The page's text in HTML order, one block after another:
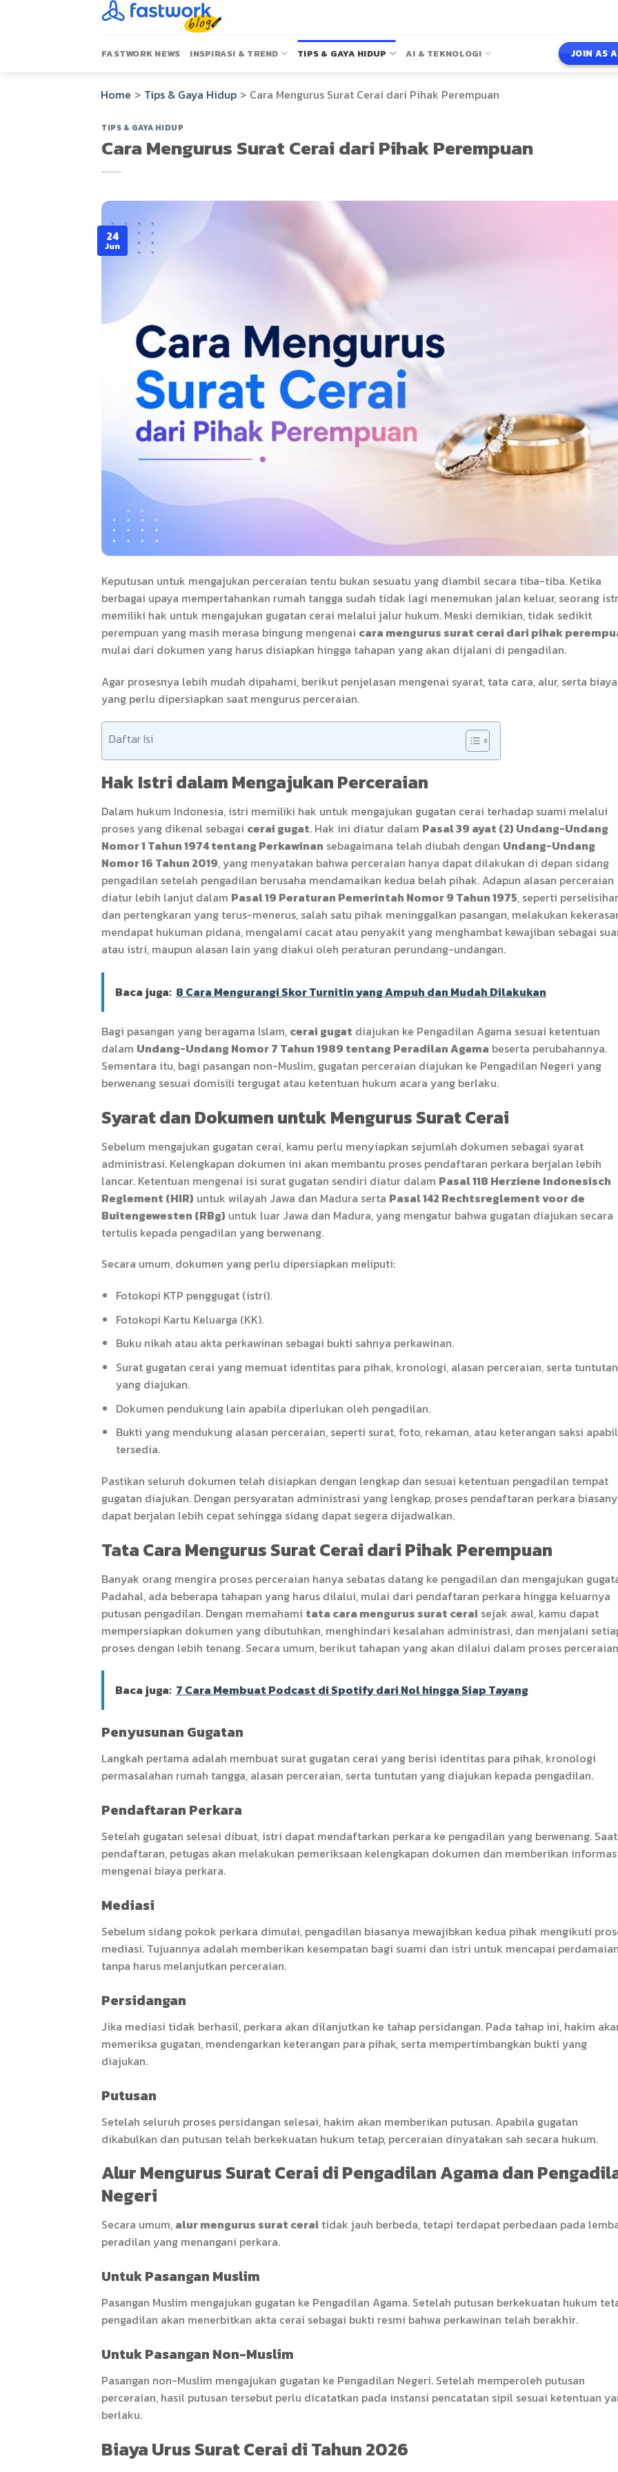
FASTWORK NEWS INSPIRASI & TREND TIPS & GAYA HIDUP AI & TEKNOLOGI JOIN AS
Home > Tips & Gaya Hidup > Cara Mengurus Surat Cerai dari Pihak Perempuan
TIPS & GAYA HIDUP
Cara Mengurus Surat Cerai dari Pihak Perempuan
24
Jun
Keputusan untuk mengajukan perceraian tentu bukan sesuatu yang diambil secara tiba-tiba. Ketika
berbagai upaya mempertahankan rumah tangga sudah tidak lagi menemukan jalan keluar, seorang
memiliki hak untuk mengajukan gugatan cerai melalui jalur hukum. Meski demikian, tidak sedikit
perempuan yang masih merasa bingung mengenai cara mengurus surat cerai dari pihak
mulai dari dokumen yang harus disiapkan hingga tahapan yang akan dijalani di pengadilan.
Agar prosesnya lebih mudah dipahami, berikut penjelasan mengenai syarat, tata cara, alur, serta biaya
yang perlu dipersiapkan saat mengurus perceraian.
Daftar Isi
Hak Istri dalam Mengajukan Perceraian
Dalam hukum Indonesia, istri memiliki hak untuk mengajukan gugatan cerai terhadap suami melalui
proses yang dikenal sebagai cerai gugat. Hak ini diatur dalam Pasal 39 ayat (2) Undang-Undang
Nomor 1 Tahun 1974 tentang Perkawinan sebagaimana telah diubah dengan Undang-Undang
Nomor 16 Tahun 2019, yang menyatakan bahwa perceraian hanya dapat dilakukan di depan sidang
pengadilan setelah pengadilan berusaha mendamaikan kedua belah pihak. Adapun alasan perceraian
diatur lebih lanjut dalam Pasal 19 Peraturan Pemerintah Nomor 9 Tahun 1975, seperti
dan pertengkaran yang terus-menerus, salah satu pihak meninggalkan pasangan, melakukan
mendapat hukuman pidana, mengalami cacat atau penyakit yang menghambat kewajiban sebagai
atau istri, maupun alasan lain yang diakui oleh peraturan perundang-undangan.
Baca juga: 8 Cara Mengurangi Skor Turnitin yang Ampuh dan Mudah Dilakukan
Bagi pasangan yang beragama Islam, cerai gugat diajukan ke Pengadilan Agama sesuai ketentuan
dalam Undang-Undang Nomor 7 Tahun 1989 tentang Peradilan Agama beserta perubahannya.
Sementara itu, bagi pasangan non-Muslim, gugatan perceraian diajukan ke Pengadilan Negeri yang
berwenang sesuai domisili tergugat atau ketentuan hukum acara yang berlaku.
Syarat dan Dokumen untuk Mengurus Surat Cerai
Sebelum mengajukan gugatan cerai, kamu perlu menyiapkan sejumlah dokumen sebagai syarat
administrasi. Kelengkapan dokumen ini akan membantu proses pendaftaran perkara berjalan lebih
lancar. Ketentuan mengenai isi surat gugatan sendiri diatur dalam Pasal 118 Herziene Indonesisch
Reglement (HIR) untuk wilayah Jawa dan Madura serta Pasal 142 Rechtsreglement voor de
Buitengewesten (RBg) untuk luar Jawa dan Madura, yang mengatur bahwa gugatan diajukan secara
tertulis kepada pengadilan yang berwenang.
Secara umum, dokumen yang perlu dipersiapkan meliputi:
Fotokopi KTP penggugat (istri).
Fotokopi Kartu Keluarga (KK).
Buku nikah atau akta perkawinan sebagai bukti sahnya perkawinan.
Surat gugatan cerai yang memuat identitas para pihak, kronologi, alasan perceraian, serta tuntutan
yang diajukan.
Dokumen pendukung lain apabila diperlukan oleh pengadilan.
Bukti yang mendukung alasan perceraian, seperti surat, foto, rekaman, atau keterangan saksi
tersedia.
Pastikan seluruh dokumen telah disiapkan dengan lengkap dan sesuai ketentuan pengadilan tempat
gugatan diajukan. Dengan persyaratan administrasi yang lengkap, proses pendaftaran perkara
dapat berjalan lebih cepat sehingga sidang dapat segera dijadwalkan.
Tata Cara Mengurus Surat Cerai dari Pihak Perempuan
Banyak orang mengira proses perceraian hanya sebatas datang ke pengadilan dan mengajukan
Padahal, ada beberapa tahapan yang harus dilalui, mulai dari pendaftaran perkara hingga keluarnya
putusan pengadilan. Dengan memahami tata cara mengurus surat cerai sejak awal, kamu dapat
mempersiapkan dokumen yang dibutuhkan, menghindari kesalahan administrasi, dan menjalani
proses dengan lebih tenang. Secara umum, berikut tahapan yang akan dilalui dalam proses
Baca juga: 7 Cara Membuat Podcast di Spotify dari Nol hingga Siap Tayang
Penyusunan Gugatan
Langkah pertama adalah membuat surat gugatan cerai yang berisi identitas para pihak, kronologi
permasalahan rumah tangga, alasan perceraian, serta tuntutan yang diajukan kepada pengadilan.
Pendaftaran Perkara
Setelah gugatan selesai dibuat, istri dapat mendaftarkan perkara ke pengadilan yang berwenang. Saat
pendaftaran, petugas akan melakukan pemeriksaan kelengkapan dokumen dan memberikan
mengenai biaya perkara.
Mediasi
Sebelum sidang pokok perkara dimulai, pengadilan biasanya mewajibkan kedua pihak mengikuti
mediasi. Tujuannya adalah memberikan kesempatan bagi suami dan istri untuk mencapai
tanpa harus melanjutkan perceraian.
Persidangan
Jika mediasi tidak berhasil, perkara akan dilanjutkan ke tahap persidangan. Pada tahap ini, hakim
memeriksa gugatan, mendengarkan keterangan para pihak, serta mempertimbangkan bukti yang
diajukan.
Putusan
Setelah seluruh proses persidangan selesai, hakim akan memberikan putusan. Apabila gugatan
dikabulkan dan putusan telah berkekuatan hukum tetap, perceraian dinyatakan sah secara hukum.
Alur Mengurus Surat Cerai di Pengadilan Agama dan
Negeri
Secara umum, alur mengurus surat cerai tidak jauh berbeda, tetapi terdapat perbedaan pada
peradilan yang menangani perkara.
Untuk Pasangan Muslim
Pasangan Muslim mengajukan gugatan ke Pengadilan Agama. Setelah putusan berkekuatan hukum
pengadilan akan menerbitkan akta cerai sebagai bukti resmi bahwa perkawinan telah berakhir.
Untuk Pasangan Non-Muslim
Pasangan non-Muslim mengajukan gugatan ke Pengadilan Negeri. Setelah memperoleh putusan
perceraian, hasil putusan tersebut perlu dicatatkan pada instansi pencatatan sipil sesuai ketentuan
berlaku.
Biaya Urus Surat Cerai di Tahun 2026